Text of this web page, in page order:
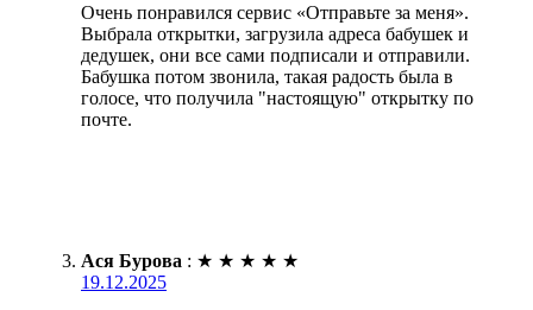
Очень понравился сервис «Отправьте за меня».
Выбрала открытки, загрузила адреса бабушек и
дедушек, они все сами подписали и отправили.
Бабушка потом звонила, такая радость была в
голосе, что получила "настоящую" открытку по
почте.
Ася Бурова : ★ ★ ★ ★ ★
19.12.2025